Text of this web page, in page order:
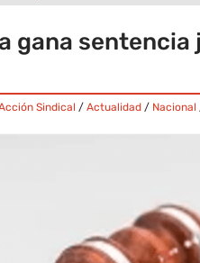
gana
Sindical / Actualidad / Nacional